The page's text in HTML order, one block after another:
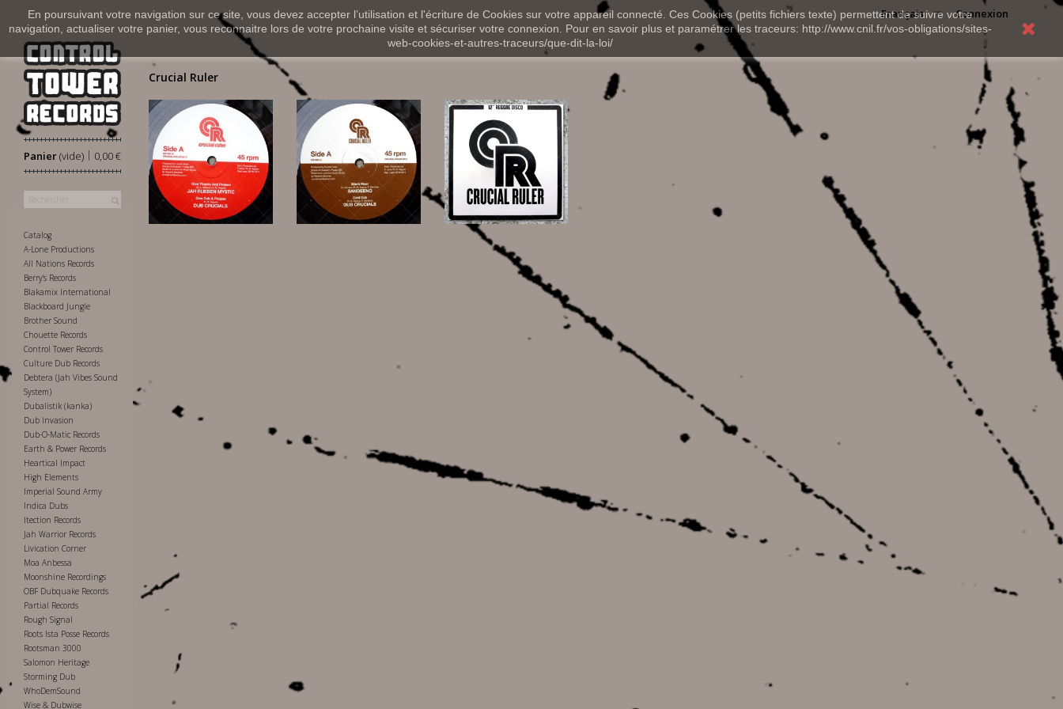
En poursuivant votre navigation sur ce site, vous devez accepter l’utilisation et l'écriture de Cookies sur votre appareil connecté. Ces Cookies (petits fichiers texte) permettent de suivre votre
navigation, actualiser votre panier, vous reconnaitre lors de votre prochaine visite et sécuriser votre connexion. Pour en savoir plus et paramétrer les traceurs: http://www.cnil.fr/vos-obligations/sites-
web-cookies-et-autres-traceurs/que-dit-la-loi/
Connexion
Français
Panier 0,00 €
|
(vide)
Catalog
A-Lone Productions
All Nations Records
Berry's Records
Blakamix International
Blackboard Jungle
Brother Sound
Chouette Records
Control Tower Records
Culture Dub Records
Debtera (Jah Vibes Sound
System)
Dubalistik (kanka)
Dub Invasion
Dub-O-Matic Records
Earth & Power Records
Heartical Impact
High Elements
Imperial Sound Army
Indica Dubs
Itection Records
Jah Warrior Records
Livication Corner
Moa Anbessa
Moonshine Recordings
OBF Dubquake Records
Partial Records
Rough Signal
Roots Ista Posse Records
Rootsman 3000
Salomon Heritage
Storming Dub
WhoDemSound
Wise & Dubwise
Crucial Ruler
10,00 €
10,00 €
13,00 €